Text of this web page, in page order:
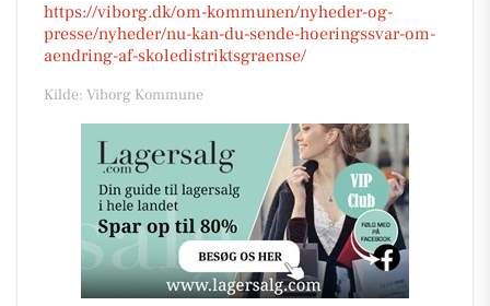
https://viborg.dk/om-kommunen/nyheder-og-
presse/nyheder/nu-kan-du-sende-hoeringssvar-om-
aendring-af-skoledistriktsgraense/
Kilde: Viborg Kommune